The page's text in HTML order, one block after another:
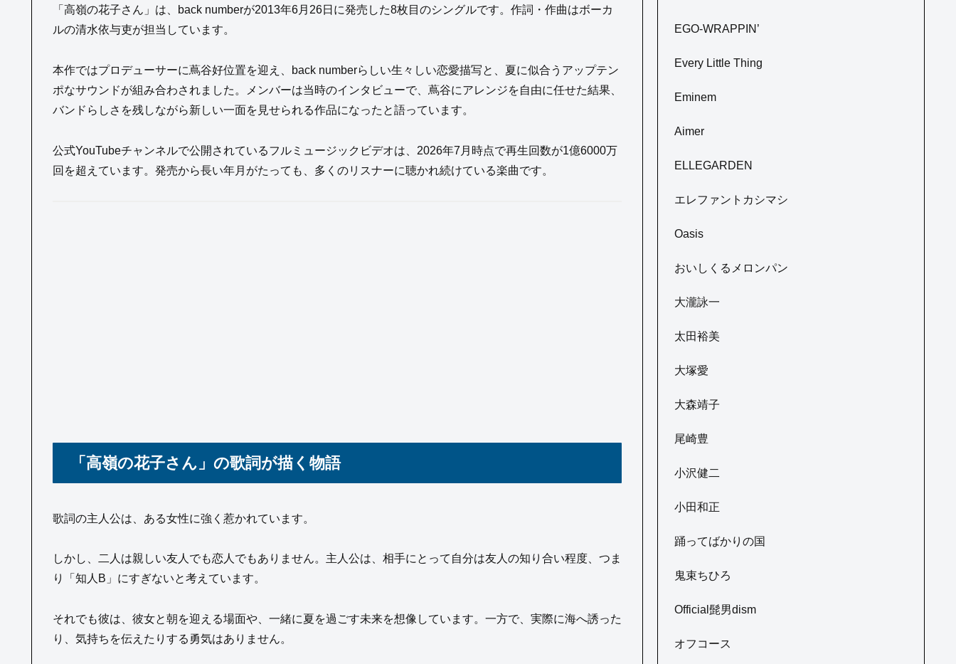
「高嶺の花子さん」は、back numberが2013年6月26日に発売した8枚目のシングルです。作詞・作曲はボーカ
ルの清水依与吏が担当しています。
本作ではプロデューサーに蔦谷好位置を迎え、back numberらしい生々しい恋愛描写と、夏に似合うアップテン
ポなサウンドが組み合わされました。メンバーは当時のインタビューで、蔦谷にアレンジを自由に任せた結果、
バンドらしさを残しながら新しい一面を見せられる作品になったと語っています。
公式YouTubeチャンネルで公開されているフルミュージックビデオは、2026年7月時点で再生回数が1億6000万
回を超えています。発売から長い年月がたっても、多くのリスナーに聴かれ続けている楽曲です。
「高嶺の花子さん」の歌詞が描く物語
歌詞の主人公は、ある女性に強く惹かれています。
しかし、二人は親しい友人でも恋人でもありません。主人公は、相手にとって自分は友人の知り合い程度、つま
り「知人B」にすぎないと考えています。
それでも彼は、彼女と朝を迎える場面や、一緒に夏を過ごす未来を想像しています。一方で、実際に海へ誘った
り、気持ちを伝えたりする勇気はありません。
EGO-WRAPPIN’
Every Little Thing
Eminem
Aimer
ELLEGARDEN
エレファントカシマシ
Oasis
おいしくるメロンパン
大瀧詠一
太田裕美
大塚愛
大森靖子
尾崎豊
小沢健二
小田和正
踊ってばかりの国
鬼束ちひろ
Official髭男dism
オフコース